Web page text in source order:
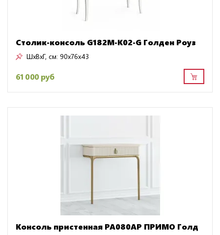
Столик-консоль G182M-K02-G Голден Роуз
ШxВxГ, см: 90x76x43
61 000 руб
Консоль пристенная PA080AP ПРИМО Голд